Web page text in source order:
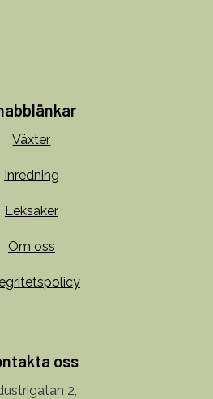
Växter
Inredning
Leksaker
Om oss
oss
2,